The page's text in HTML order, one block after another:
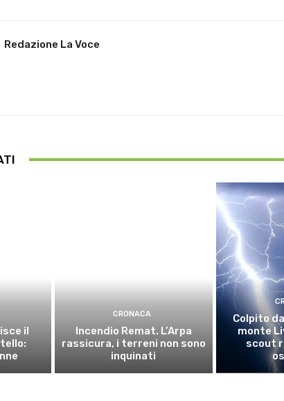
Redazione La Voce
il
CRONACA
Incendio Remat. L’Arpa
rassicura, i terreni non sono
inquinati
Colpito
monte
scout